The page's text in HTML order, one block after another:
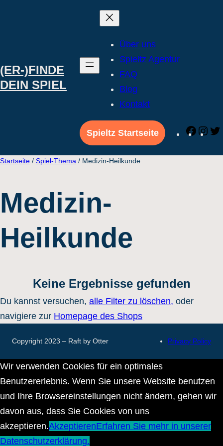
(ER-)FINDE
DEIN SPIEL
Über uns
Spieltz Agentur
FAQ
Blog
Kontakt
Spieltz Startseite
Startseite / Spiel-Thema / Medizin-Heilkunde
Medizin-
Heilkunde
Keine Ergebnisse gefunden
Du kannst versuchen, alle Filter zu löschen, oder
navigiere zur Homepage des Shops
Copyright 2023 – Raft by Otter Privacy Policy
Wir verwenden Cookies für ein optimales
Benutzererlebnis. Wenn Sie unsere Website benutzen
und Ihre Browsereinstellungen nicht ändern, gehen wir
davon aus, dass Sie Cookies von uns
akzeptieren.AkzeptierenErfahren Sie mehr in unserer
Datenschutzerklärung.